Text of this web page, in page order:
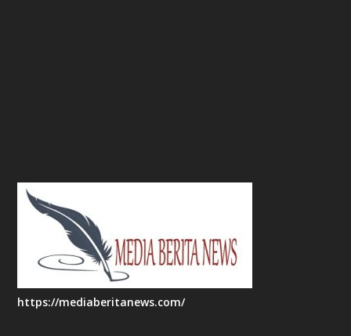
https://mediaberitanews.com/